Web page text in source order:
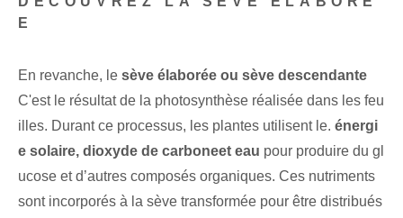
E
En revanche, le⁢ sève élaborée ou sève descendante
C'est le résultat de la photosynthèse réalisée dans les feu
illes. Durant ce processus, les plantes utilisent le. énergi
e solaire, dioxyde de carbone⁢et eau pour produire du gl
ucose et d’autres composés organiques. Ces nutriments
sont incorporés à la sève transformée pour être distribués